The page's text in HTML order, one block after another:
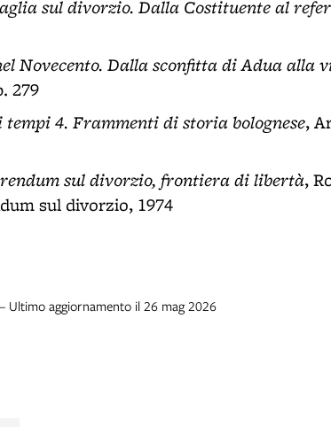
sul divorzio. Dalla Costituente al
Novecento. Dalla sconfitta di Adua alla
279
tempi 4. Frammenti di storia bolognese,
sul divorzio, frontiera di libertà,
sul divorzio, 1974
aggiornamento il 26 mag 2026